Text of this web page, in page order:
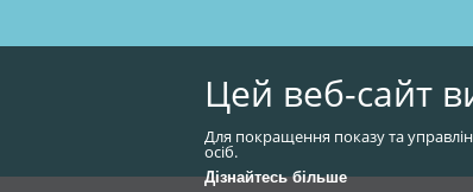
Цей веб-сайт
Для покращення показу та
осіб.
Дізнайтесь більше